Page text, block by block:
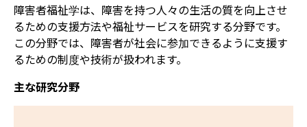
障害者福祉学は、障害を持つ人々の生活の質を向上させ
るための支援方法や福祉サービスを研究する分野です。
この分野では、障害者が社会に参加できるように支援す
るための制度や技術が扱われます。
主な研究分野